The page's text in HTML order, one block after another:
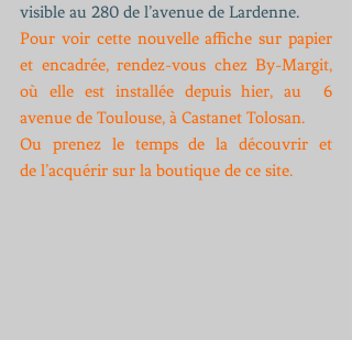
visible au 280 de l’avenue de Lardenne.
Pour voir cette nouvelle affiche sur papier
et encadrée, rendez-vous chez By-Margit,
où elle est installée depuis hier, au  6
avenue de Toulouse, à Castanet Tolosan.
Ou prenez le temps de la découvrir et
de l’acquérir sur la boutique de ce site.